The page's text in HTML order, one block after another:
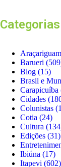
Categorias
Barueri
Blog (15)
Brasil e
Carapicuíba
Cidades
Colunistas
Cotia (24)
Cultura
Edições (31)
Ibiúna (17)
Itapevi (602)